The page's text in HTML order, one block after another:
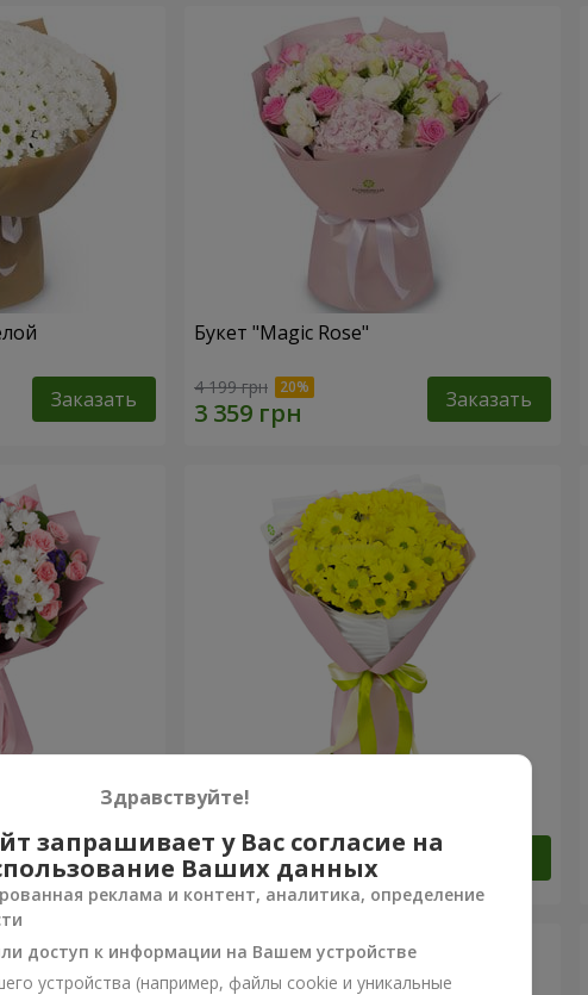
Заказать
Букет "Magic Rose"
4 199 грн Заказать
Заказать
Букет "Солнечный лучик"
1 128 грн
Здравствуйте!
запрашивает у Вас согласие на
Ваших данных
реклама и контент, аналитика, определение
доступ к информации на Вашем устройстве
устройства (например, файлы cookie и уникальные